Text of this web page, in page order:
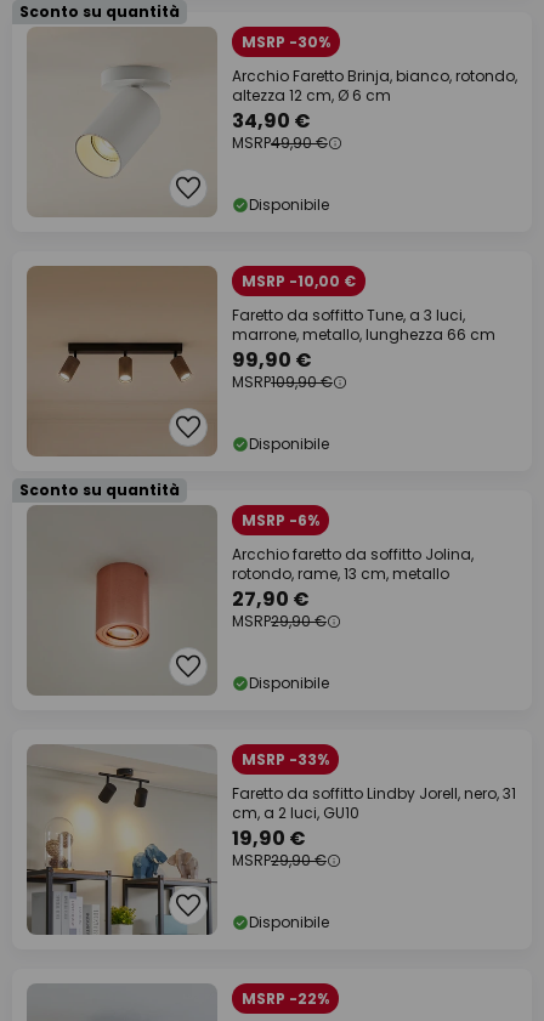
Sconto su quantità
MSRP -30%
Arcchio Faretto Brinja, bianco, rotondo,
altezza 12 cm, Ø 6 cm
34,90 €
MSRP49,90 €
Disponibile
MSRP -10,00 €
Faretto da soffitto Tune, a 3 luci,
marrone, metallo, lunghezza 66 cm
99,90 €
MSRP109,90 €
Disponibile
Sconto su quantità
MSRP -6%
Arcchio faretto da soffitto Jolina,
rotondo, rame, 13 cm, metallo
27,90 €
MSRP29,90 €
Disponibile
MSRP -33%
Faretto da soffitto Lindby Jorell, nero, 31
cm, a 2 luci, GU10
19,90 €
MSRP29,90 €
Disponibile
MSRP -22%